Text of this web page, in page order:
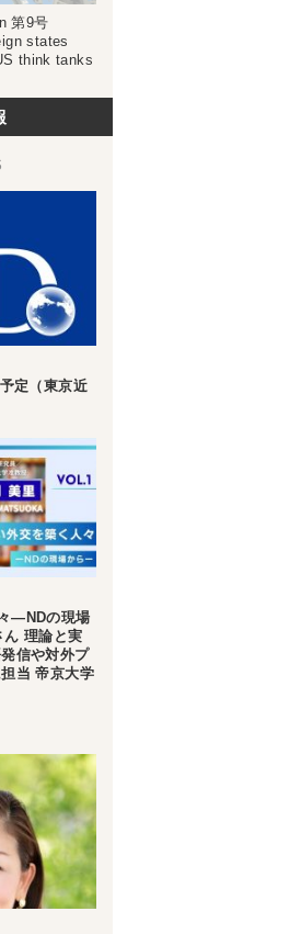
第9号
states
think tanks
定（東京近
―NDの現場
理論と実
信や対外プ
当 帝京大学